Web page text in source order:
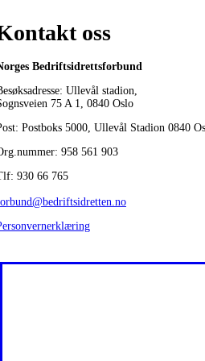
oss
Bedriftsidrettsforbund
Ullevål stadion,
75 A 1, 0840 Oslo
Postboks 5000, Ullevål Stadion 0840
958 561 903
930 66 765